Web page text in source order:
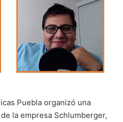
Puebla organizó una
la empresa Schlumberger,